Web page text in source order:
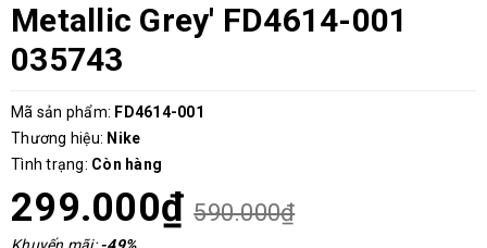
Metallic Grey' FD4614-001
035743
Mã sản phẩm: FD4614-001
Thương hiệu: Nike
Tình trạng: Còn hàng
299.000₫ 590.000₫
Khuyến mãi:-49%